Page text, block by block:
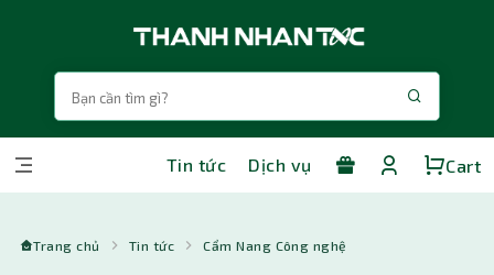
Tin tức Dịch vụ Cart
Trang chủ Tin tức Cẩm Nang Công nghệ